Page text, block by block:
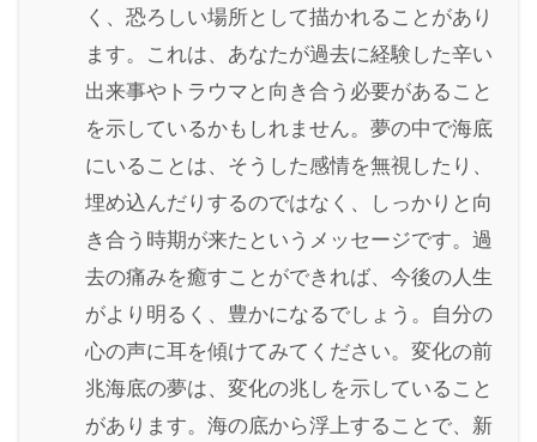
く、恐ろしい場所として描かれることがあり
ます。これは、あなたが過去に経験した辛い
出来事やトラウマと向き合う必要があること
を示しているかもしれません。夢の中で海底
にいることは、そうした感情を無視したり、
埋め込んだりするのではなく、しっかりと向
き合う時期が来たというメッセージです。過
去の痛みを癒すことができれば、今後の人生
がより明るく、豊かになるでしょう。自分の
心の声に耳を傾けてみてください。変化の前
兆海底の夢は、変化の兆しを示していること
があります。海の底から浮上することで、新